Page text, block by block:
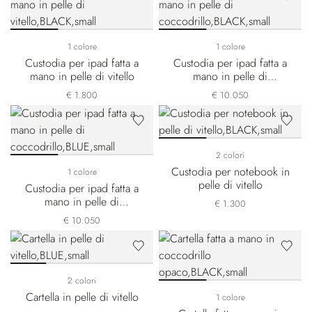
1 colore
Custodia per ipad fatta a
mano in pelle di vitello
€ 1.800
1 colore
Custodia per ipad fatta a
mano in pelle di
coccodrillo
€ 10.050
1 colore
Custodia per ipad fatta a
mano in pelle di
coccodrillo
€ 10.050
2 colori
Custodia per notebook in
pelle di vitello
€ 1.300
2 colori
Cartella in pelle di vitello 1 colore